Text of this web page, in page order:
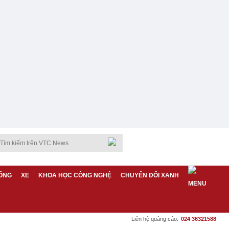
XE KHOA HỌC CÔNG NGHỆ CHUYỂN ĐỔI XANH
Liên hệ quảng cáo: 024 36321588